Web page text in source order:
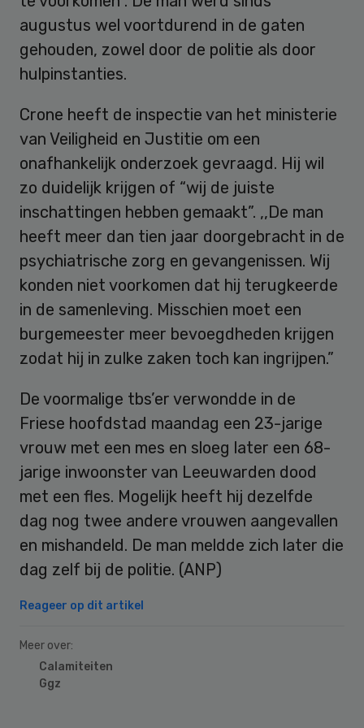
augustus wel voortdurend in de gaten
gehouden, zowel door de politie als door
hulpinstanties.
Crone heeft de inspectie van het ministerie
van Veiligheid en Justitie om een
onafhankelijk onderzoek gevraagd. Hij wil
zo duidelijk krijgen of “wij de juiste
inschattingen hebben gemaakt”. ,,De man
heeft meer dan tien jaar doorgebracht in de
psychiatrische zorg en gevangenissen. Wij
konden niet voorkomen dat hij terugkeerde
in de samenleving. Misschien moet een
burgemeester meer bevoegdheden krijgen
zodat hij in zulke zaken toch kan ingrijpen.”
De voormalige tbs’er verwondde in de
Friese hoofdstad maandag een 23-jarige
vrouw met een mes en sloeg later een 68-
jarige inwoonster van Leeuwarden dood
met een fles. Mogelijk heeft hij dezelfde
dag nog twee andere vrouwen aangevallen
en mishandeld. De man meldde zich later die
dag zelf bij de politie. (ANP)
Reageer op dit artikel
Meer over:
Calamiteiten
Ggz